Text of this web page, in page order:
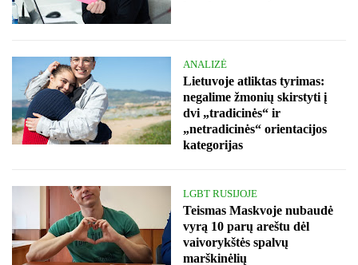
ANALIZĖ
Lietuvoje atliktas tyrimas:
negalime žmonių skirstyti į
dvi „tradicinės“ ir
„netradicinės“ orientacijos
kategorijas
LGBT RUSIJOJE
Teismas Maskvoje nubaudė
vyrą 10 parų areštu dėl
vaivorykštės spalvų
marškinėlių